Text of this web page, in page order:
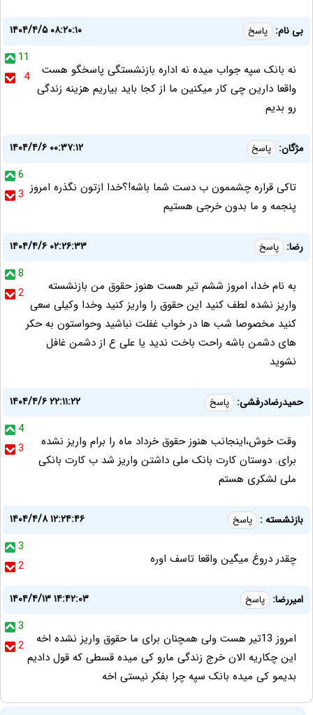
بی نام: پاسخ
۱۴۰۴/۴/۵ ۰۸:۲۰:۱۰
11
4
نه بانک سپه جواب میده نه اداره بازنشستگی پاسخگو هست
واقعا دارین چی کار میکنین ما از کجا باید بیاریم هزینه زندگی
رو بدیم
مژگان: پاسخ
۱۴۰۴/۴/۶ ۰۰:۳۷:۱۲
6
3 تاکی قراره چشممون ب دست شما باشه!؟خدا ازتون نگذره امروز
پنجمه و ما بدون خرجی هستیم
رضا: پاسخ
۱۴۰۴/۴/۶ ۰۲:۲۶:۳۳
8
2
به نام خدا، امروز ششم تیر هست هنوز حقوق من بازنشسته
واریز نشده لطف کنید این حقوق را واریز کنید وخدا وکیلی سعی
کنید مخصوصا شب ها در خواب غفلت نباشید وحواستون به حکر
های دشمن باشه راحت باخت ندید یا علی ع از دشمن غافل
نشوید
حمیدرضادرفشی: پاسخ
۱۴۰۴/۴/۶ ۲۲:۱۱:۲۲
4
3
وقت خوش،اینجانب هنوز حقوق خرداد ماه را برام واریز نشده
برای. دوستان کارت بانک ملی داشتن واریز شد ب کارت بانکی
ملی لشکری هستم
بازنشسته : پاسخ
۱۴۰۴/۴/۸ ۱۲:۲۴:۴۶
3
2
چقدر دروغ میگین واقعا تاسف اوره
امیررضا: پاسخ
۱۴۰۴/۴/۱۳ ۱۴:۴۲:۰۳
3
2
امروز 13تیر هست ولی همچنان برای ما حقوق واریز نشده اخه
این چکاریه الان خرج زندگی مارو کی میده قسطی که قول دادیم
بدیمو کی میده بانک سپه چرا بفکر نیستی اخه